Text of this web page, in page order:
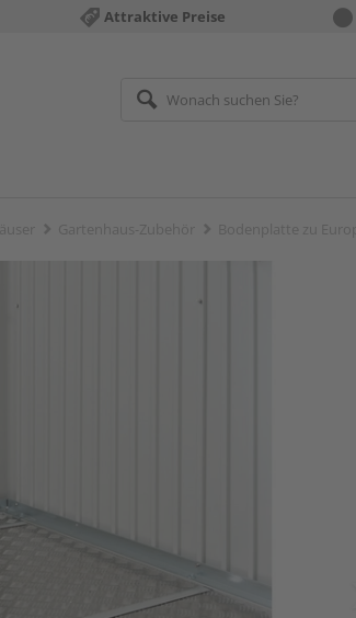
Attraktive Preise